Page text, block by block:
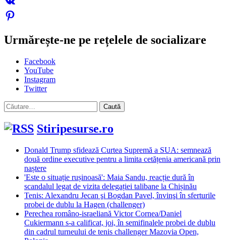
Urmărește-ne pe rețelele de socializare
Facebook
YouTube
Instagram
Twitter
Caută
după:
Stiripesurse.ro
Donald Trump sfidează Curtea Supremă a SUA: semnează
două ordine executive pentru a limita cetățenia americană prin
naștere
'Este o situație rușinoasă': Maia Sandu, reacție dură în
scandalul legat de vizita delegației talibane la Chișinău
Tenis: Alexandru Jecan şi Bogdan Pavel, învinşi în sferturile
probei de dublu la Hagen (challenger)
Perechea româno-israeliană Victor Cornea/Daniel
Cukiermann s-a calificat, joi, în semifinalele probei de dublu
din cadrul turneului de tenis challenger Mazovia Open,